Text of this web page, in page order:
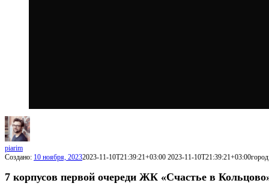
piarim
Создано: 10 ноября, 20232023-11-10T21:39:21+03:00 2023-11-10T21:39:21+03:00
7 корпусов первой очереди ЖК «Счастье в